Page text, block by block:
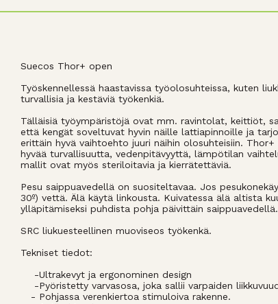
Suecos Thor+ open
Työskennellessä haastavissa työolosuhteissa, kuten
turvallisia ja kestäviä työkenkiä.
Tälläisiä työympäristöjä ovat mm. ravintolat, keittiöt,
että kengät soveltuvat hyvin näille lattiapinnoille ja
erittäin hyvä vaihtoehto juuri näihin olosuhteisiin.
hyvää turvallisuutta, vedenpitävyyttä, lämpötilan
mallit ovat myös steriloitavia ja kierrätettäviä.
Pesu saippuavedellä on suositeltavaa. Jos
30º) vettä. Älä käytä linkousta. Kuivatessa älä altista
ylläpitämiseksi puhdista pohja päivittäin
SRC liukuesteellinen muoviseos työkenkä.
Tekniset tiedot:
-Ultrakevyt ja ergonominen design
-Pyöristetty varvasosa, joka sallii varpaiden
- Pohjassa verenkiertoa stimuloiva rakenne.